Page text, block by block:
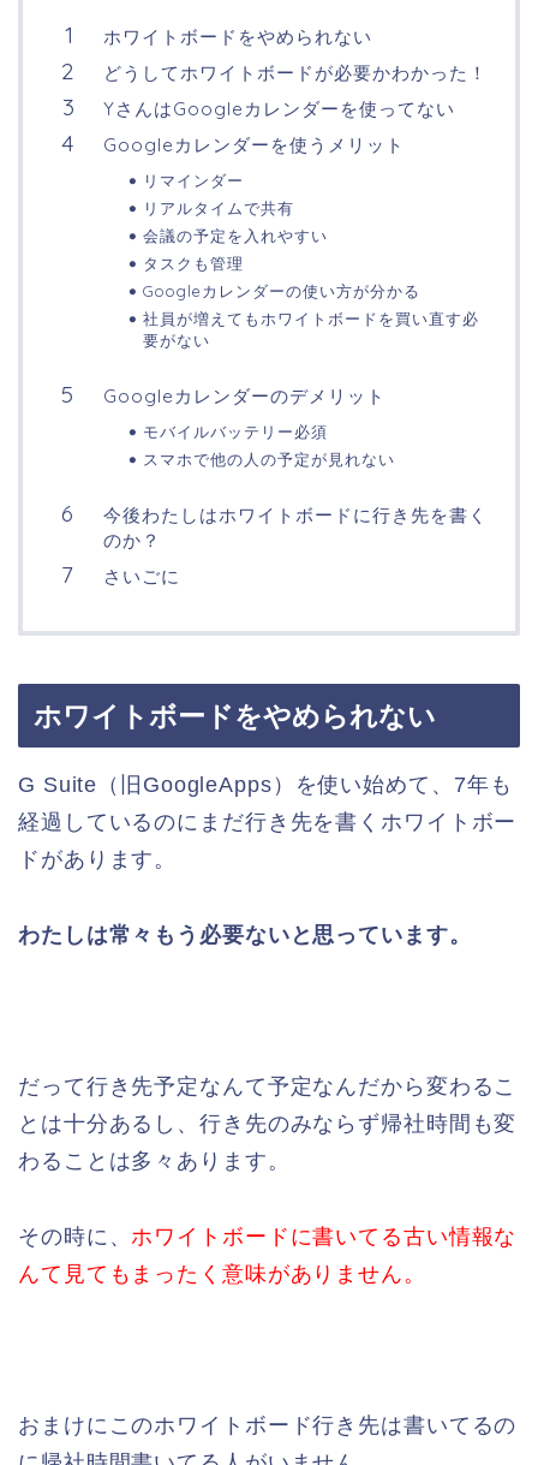
ホワイトボードをやめられない
どうしてホワイトボードが必要かわかった！
YさんはGoogleカレンダーを使ってない
Googleカレンダーを使うメリット
リマインダー
リアルタイムで共有
会議の予定を入れやすい
タスクも管理
Googleカレンダーの使い方が分かる
社員が増えてもホワイトボードを買い直す必
要がない
Googleカレンダーのデメリット
モバイルバッテリー必須
スマホで他の人の予定が見れない
今後わたしはホワイトボードに行き先を書く
のか？
さいごに
ホワイトボードをやめられない
G Suite（旧GoogleApps）を使い始めて、7年も
経過しているのにまだ行き先を書くホワイトボー
ドがあります。
わたしは常々もう必要ないと思っています。
だって行き先予定なんて予定なんだから変わるこ
とは十分あるし、行き先のみならず帰社時間も変
わることは多々あります。
その時に、ホワイトボードに書いてる古い情報な
んて見てもまったく意味がありません。
おまけにこのホワイトボード行き先は書いてるの